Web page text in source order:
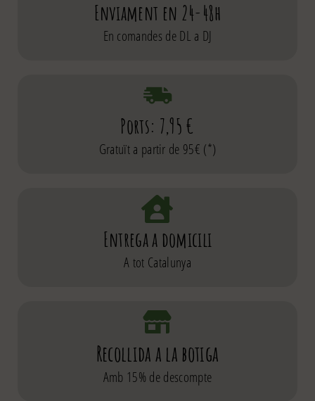
Enviament en 24-48h
En comandes de DL a DJ
Ports: 7,95 €
Gratuït a partir de 95€ (*)
Entrega a domicili
A tot Catalunya
Recollida a la botiga
Amb 15% de descompte